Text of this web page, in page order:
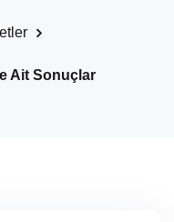
Ait Sonuçlar